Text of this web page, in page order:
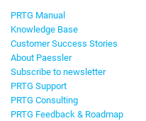
PRTG Manual
Knowledge Base
Customer Success Stories
About Paessler
Subscribe to newsletter
PRTG Support
PRTG Consulting
PRTG Feedback & Roadmap